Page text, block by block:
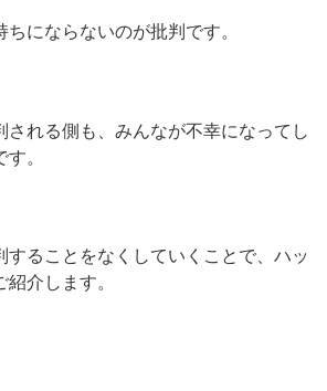
にならないのが批判です。
される側も、みんなが不幸になってし
。
することをなくしていくことで、ハッ
介します。